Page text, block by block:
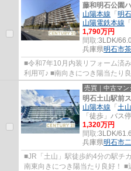
藤和明石公園
山陽本線 「明石
山陽電鉄本線 「
1,790万円
間取:3LDK/
兵庫県明石市
■令和7年10月内装リフォーム済
利用可♪ ■南向きにつき陽当たり良
売買｜中古マン
明石土山駅前
山陽本線 「土山
「徒歩」バ
1,320万円
間取:3LDK/
兵庫県明石市
■JR「土山」駅徒歩約4分の駅チ
南東向きにつき陽当たり良好！ ■